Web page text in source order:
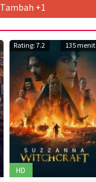
Tambah +1
Rating: 7.2 135 menit
HD